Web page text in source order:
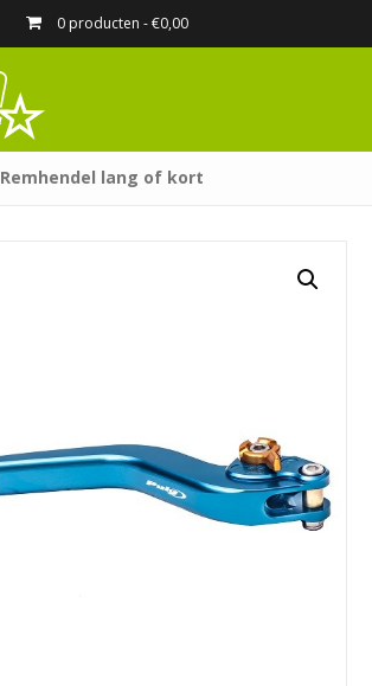
0 producten -€0,00
Remhendel lang of kort